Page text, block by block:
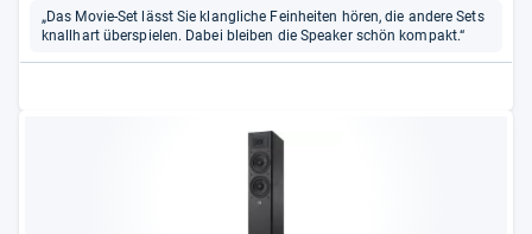
„Das Movie-Set lässt Sie klangliche Feinheiten hören, die andere Sets
knallhart überspielen. Dabei bleiben die Speaker schön kompakt.“